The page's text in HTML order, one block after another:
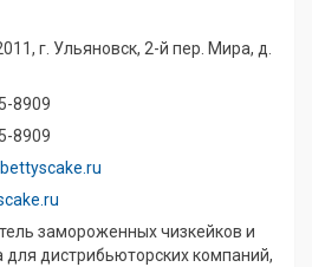
г. Ульяновск, 2-й пер. Мира, д.
8909
8909
замороженных чизкейков и
для дистрибьюторских компаний,